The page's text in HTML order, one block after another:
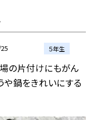
５年生
の片付けにもがん
や鍋をきれいにする